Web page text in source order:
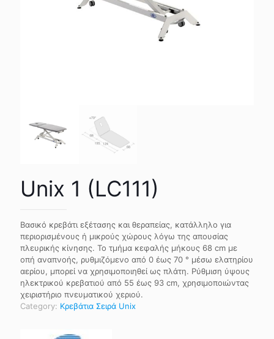
Unix 1 (LC111)
Βασικό κρεβάτι εξέτασης και θεραπείας, κατάλληλο για
περιορισμένους ή μικρούς χώρους λόγω της απουσίας
πλευρικής κίνησης. Το τμήμα κεφαλής μήκους 68 cm με
οπή αναπνοής, ρυθμιζόμενο από 0 έως 70 ° μέσω ελατηρίου
αερίου, μπορεί να χρησιμοποιηθεί ως πλάτη. Ρύθμιση ύψους
ηλεκτρικού κρεβατιού από 55 έως 93 cm, χρησιμοποιώντας
χειριστήριο πνευματικού χεριού.
Category: Κρεβάτια Σειρά Unix